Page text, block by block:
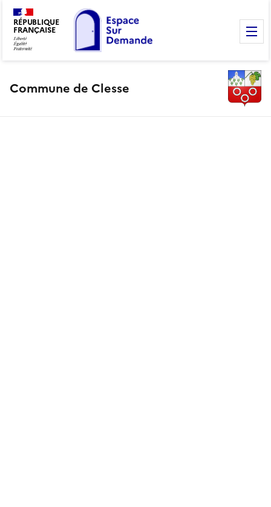
RÉPUBLIQUE
FRANÇAISE
Commune de Clesse